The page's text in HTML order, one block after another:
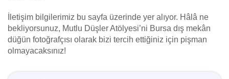
İletişim bilgilerimiz bu sayfa üzerinde yer alıyor. Hâlâ ne
bekliyorsunuz, Mutlu Düşler Atölyesi’ni Bursa dış mekân
düğün fotoğrafçısı olarak bizi tercih ettiğiniz için pişman
olmayacaksınız!